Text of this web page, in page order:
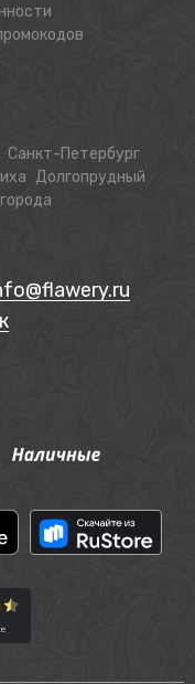
Санкт-Петербург
Долгопрудный